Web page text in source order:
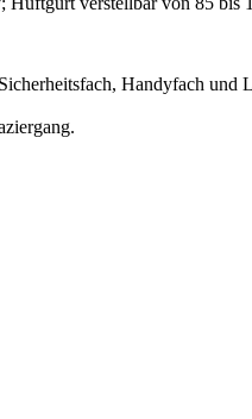
Handyfach und